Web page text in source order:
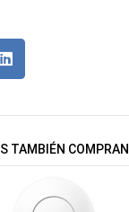
TAMBIÉN COMPRAN